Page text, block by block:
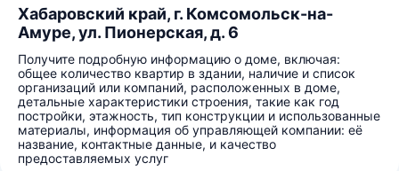
Хабаровский край, г. Комсомольск-на-
Амуре, ул. Пионерская, д. 6
Получите подробную информацию о доме, включая:
общее количество квартир в здании, наличие и список
организаций или компаний, расположенных в доме,
детальные характеристики строения, такие как год
постройки, этажность, тип конструкции и использованные
материалы, информация об управляющей компании: её
название, контактные данные, и качество
предоставляемых услуг